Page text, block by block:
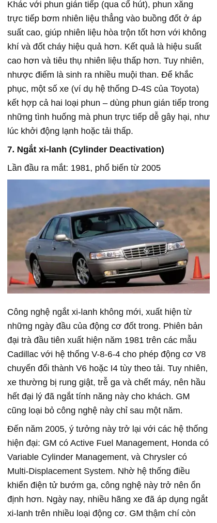
Khác với phun gián tiếp (qua cổ hút), phun xăng
trực tiếp bơm nhiên liệu thẳng vào buồng đốt ở áp
suất cao, giúp nhiên liệu hòa trộn tốt hơn với không
khí và đốt cháy hiệu quả hơn. Kết quả là hiệu suất
cao hơn và tiêu thụ nhiên liệu thấp hơn. Tuy nhiên,
nhược điểm là sinh ra nhiều muội than. Để khắc
phục, một số xe (ví dụ hệ thống D-4S của Toyota)
kết hợp cả hai loại phun – dùng phun gián tiếp trong
những tình huống mà phun trực tiếp dễ gây hại, như
lúc khởi động lạnh hoặc tải thấp.
7. Ngắt xi-lanh (Cylinder Deactivation)
Lần đầu ra mắt: 1981, phổ biến từ 2005
Công nghệ ngắt xi-lanh không mới, xuất hiện từ
những ngày đầu của động cơ đốt trong. Phiên bản
đại trà đầu tiên xuất hiện năm 1981 trên các mẫu
Cadillac với hệ thống V-8-6-4 cho phép động cơ V8
chuyển đổi thành V6 hoặc I4 tùy theo tải. Tuy nhiên,
xe thường bị rung giật, trễ ga và chết máy, nên hầu
hết đại lý đã ngắt tính năng này cho khách. GM
cũng loại bỏ công nghệ này chỉ sau một năm.
Đến năm 2005, ý tưởng này trở lại với các hệ thống
hiện đại: GM có Active Fuel Management, Honda có
Variable Cylinder Management, và Chrysler có
Multi-Displacement System. Nhờ hệ thống điều
khiển điện tử bướm ga, công nghệ này trở nên ổn
định hơn. Ngày nay, nhiều hãng xe đã áp dụng ngắt
xi-lanh trên nhiều loại động cơ. GM thậm chí còn